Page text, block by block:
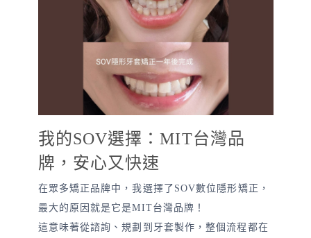
我的SOV選擇：MIT台灣品
牌，安心又快速
在眾多矯正品牌中，我選擇了SOV數位隱形矯正，
最大的原因就是它是MIT台灣品牌！
這意味著從諮詢、規劃到牙套製作，整個流程都在